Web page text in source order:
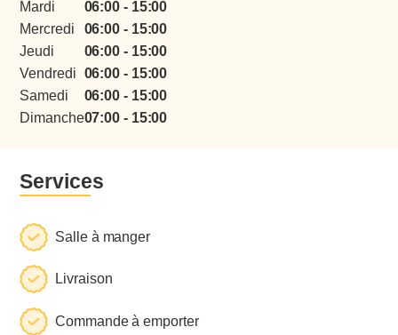
Mardi
06:00 - 15:00
Mercredi
06:00 - 15:00
Jeudi
06:00 - 15:00
Vendredi 06:00 - 15:00
Samedi
06:00 - 15:00
Dimanche07:00 - 15:00
Services
Salle à manger
Livraison
Commande à emporter